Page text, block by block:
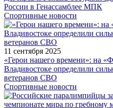
России в Генассамблее МПК
Спортивные новости
11 сентября 2025
«Герои нашего времени»: на
Владивостоке определили
ветеранов СВО
Спортивные новости